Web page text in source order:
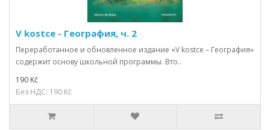
V kostce - География, ч. 2
Переработанное и обновленное издание «V kostce – География»
содержит основу школьной программы. Вто..
190 Kč
Без НДС: 190 Kč